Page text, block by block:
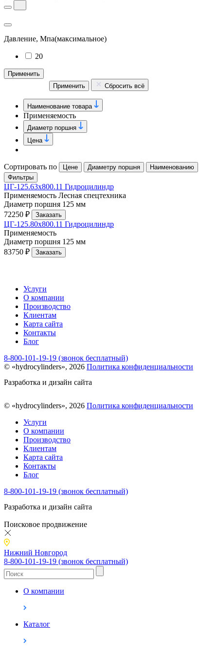
Давление, Мпа(максимальное)
20
Применить
Применить
Сбросить всё
Наименование товара
Применяемость
Диаметр поршня
Цена
Сортировать по Цене Диаметру поршня
Наименованию
Фильтры
ЦГ-125.63х800.11 Гидроцилиндр
Применяемость Лесная спецтехника
Диаметр поршня 125 мм
72250 ₽
Заказать
ЦГ-125.80х800.11 Гидроцилиндр
Применяемость
Диаметр поршня 125 мм
83750 ₽
Заказать
Услуги
О компании
Производство
Клиентам
Карта сайта
Контакты
Блог
8-800-101-19-19 (звонок бесплатный)
© «hydrocylinders», 2026 Политика конфиденциальности
Разработка и дизайн сайта
© «hydrocylinders», 2026 Политика конфиденциальности
Услуги
О компании
Производство
Клиентам
Карта сайта
Контакты
Блог
8-800-101-19-19 (звонок бесплатный)
Разработка и дизайн сайта
Поисковое продвижение
Нижний Новгород
8-800-101-19-19 (звонок бесплатный)
О компании
Каталог